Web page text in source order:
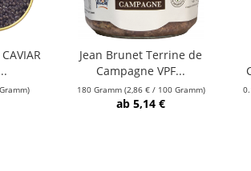
Jean Brunet Terrine de
Campagne VPF...
180 Gramm (2,86 € / 100 Gramm)
ab 5,14 €